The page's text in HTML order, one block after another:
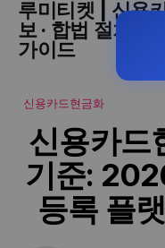
루미티켓 | 신용
보 · 합법 절차 ·
가이드
신용카드현금화
신용카드
기준:
등록 플